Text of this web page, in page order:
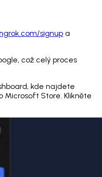
signup a
což celý proces
kde najdete
Microsoft Store. Klikněte